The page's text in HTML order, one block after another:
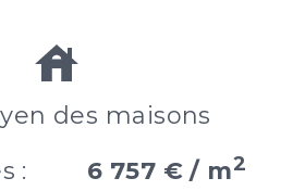
des maisons
:
6 757 € / m2